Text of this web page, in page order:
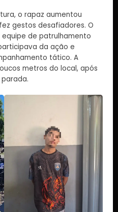
o rapaz aumentou
gestos desafiadores. O
de patrulhamento
da ação e
tático. A
metros do local, após